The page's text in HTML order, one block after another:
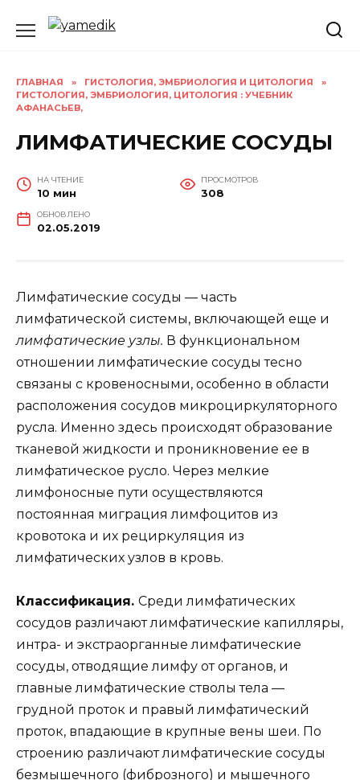
ГЛАВНАЯ » ГИСТОЛОГИЯ, ЭМБРИОЛОГИЯ И ЦИТОЛОГИЯ
»
ГИСТОЛОГИЯ, ЭМБРИОЛОГИЯ, ЦИТОЛОГИЯ : УЧЕБНИК
АФАНАСЬЕВ,
ЛИМФАТИЧЕСКИЕ СОСУДЫ
НА ЧТЕНИЕ
10 мин
ПРОСМОТРОВ
308
ОБНОВЛЕНО
02.05.2019
Лимфатические сосуды — часть
лимфатической системы, включающей еще и
лимфатические узлы. В функциональном
отношении лимфатические сосуды тесно
связаны с кровеносными, особенно в области
расположения сосудов микроциркуляторного
русла. Именно здесь происходят образование
тканевой жидкости и проникновение ее в
лимфатическое русло. Через мелкие
лимфоносные пути осуществляются
постоянная миграция лимфоцитов из
кровотока и их рециркуляция из
лимфатических узлов в кровь.
Классификация. Среди лимфатических
сосудов различают лимфатические капилляры,
интра- и экстраорганные лимфатические
сосуды, отводящие лимфу от органов, и
главные лимфатические стволы тела —
грудной проток и правый лимфатический
проток, впадающие в крупные вены шеи. По
строению различают лимфатические сосуды
безмышечного (фиброзного) и мышечного